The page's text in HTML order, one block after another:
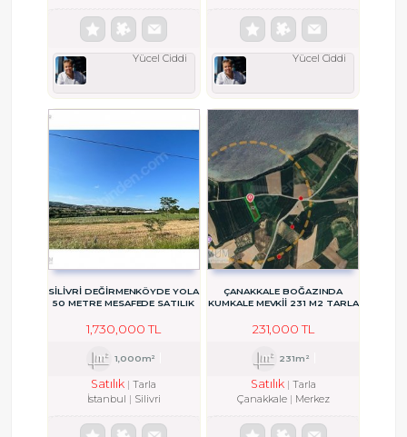
Yücel Ciddi Yücel Ciddi
SİLİVRİ DEĞİRMENKÖYDE YOLA
50 METRE MESAFEDE SATILIK
1,730,000 TL
1,000m²
Satılık
Tarla
İstanbul
Silivri
ÇANAKKALE BOĞAZINDA
KUMKALE MEVKİİ 231 M2 TARLA
231,000 TL
231m²
Satılık
Tarla
Çanakkale
Merkez